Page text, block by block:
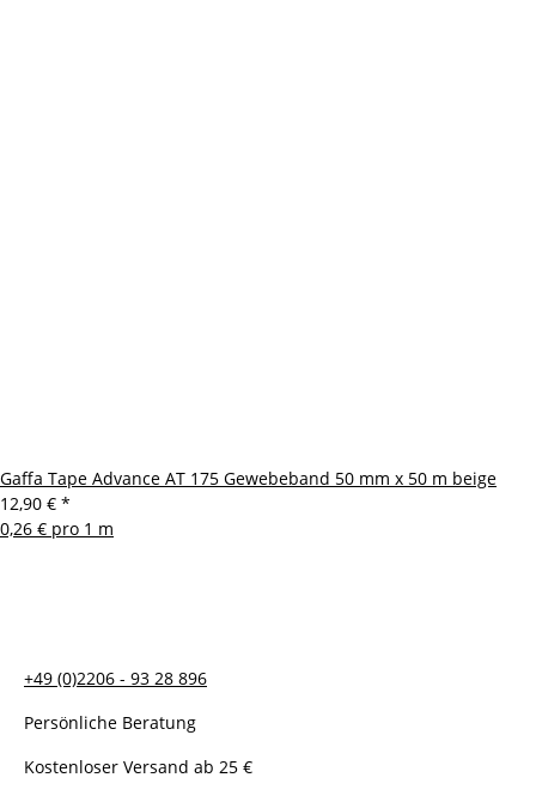
Gaffa Tape Advance AT 175 Gewebeband 50 mm x 50 m beige
12,90 € *
0,26 € pro 1 m
+49 (0)2206 - 93 28 896
Persönliche Beratung
Kostenloser Versand ab 25 €